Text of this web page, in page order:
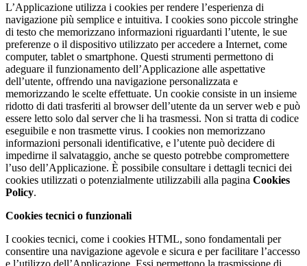
L’Applicazione utilizza i cookies per rendere l’esperienza di
navigazione più semplice e intuitiva. I cookies sono piccole stringhe
di testo che memorizzano informazioni riguardanti l’utente, le sue
preferenze o il dispositivo utilizzato per accedere a Internet, come
computer, tablet o smartphone. Questi strumenti permettono di
adeguare il funzionamento dell’Applicazione alle aspettative
dell’utente, offrendo una navigazione personalizzata e
memorizzando le scelte effettuate. Un cookie consiste in un insieme
ridotto di dati trasferiti al browser dell’utente da un server web e può
essere letto solo dal server che li ha trasmessi. Non si tratta di codice
eseguibile e non trasmette virus. I cookies non memorizzano
informazioni personali identificative, e l’utente può decidere di
impedirne il salvataggio, anche se questo potrebbe compromettere
l’uso dell’Applicazione. È possibile consultare i dettagli tecnici dei
cookies utilizzati o potenzialmente utilizzabili alla pagina Cookies
Policy.
Cookies tecnici o funzionali
I cookies tecnici, come i cookies HTML, sono fondamentali per
consentire una navigazione agevole e sicura e per facilitare l’accesso
e l’utilizzo dell’Applicazione. Essi permettono la trasmissione di